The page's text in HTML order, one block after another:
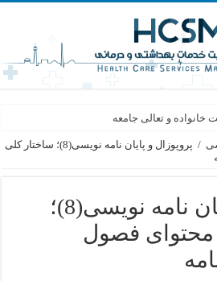
و تعالی جامعه
/
پروپوزال و پایان نامه نویسی(8)؛ ساختار کلی
پروپوزال و پایان نامه نویسی(8)؛
محتوای فصول